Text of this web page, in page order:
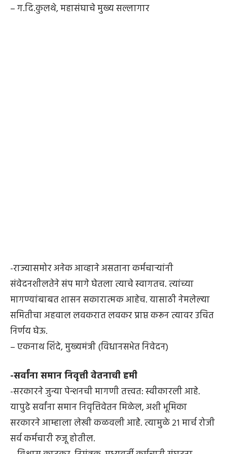
– ग.दि.कुलथे, महासंघाचे मुख्य सल्लागार
-राज्यासमोर अनेक आव्हाने असताना कर्मचाऱ्यांनी
संवेदनशीलतेने संप मागे घेतला त्याचे स्वागतच. त्यांच्या
मागण्यांबाबत शासन सकारात्मक आहेच. यासाठी नेमलेल्या
समितीचा अहवाल लवकरात लवकर प्राप्त करून त्यावर उचित
निर्णय घेऊ.
– एकनाथ शिंदे, मुख्यमंत्री (विधानसभेत निवेदन)
-सर्वांना समान निवृत्ती वेतनाची हमी
-सरकारने जुन्या पेन्शनची मागणी तत्त्वत: स्वीकारली आहे.
यापुढे सर्वांना समान निवृत्तिवेतन मिळेल, अशी भूमिका
सरकारने आम्हाला लेखी कळवली आहेे. त्यामुळे २१ मार्च रोजी
सर्व कर्मचारी रुजू होतील.